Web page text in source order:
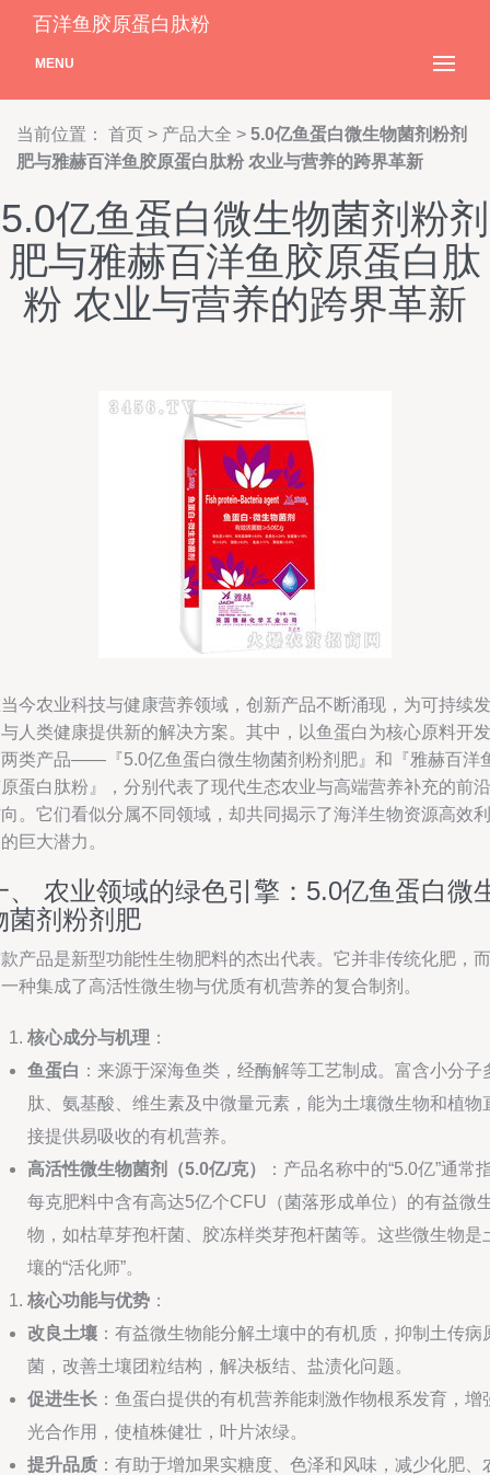
百洋鱼胶原蛋白肽粉
MENU
当前位置： 首页 > 产品大全 > 5.0亿鱼蛋白微生物菌剂粉剂
肥与雅赫百洋鱼胶原蛋白肽粉 农业与营养的跨界革新
5.0亿鱼蛋白微生物菌剂粉剂
肥与雅赫百洋鱼胶原蛋白肽
粉 农业与营养的跨界革新
今农业科技与健康营养领域，创新产品不断涌现，为可持续发
人类健康提供新的解决方案。其中，以鱼蛋白为核心原料开发
类产品——『5.0亿鱼蛋白微生物菌剂粉剂肥』和『雅赫百洋
蛋白肽粉』，分别代表了现代生态农业与高端营养补充的前沿
。它们看似分属不同领域，却共同揭示了海洋生物资源高效利
巨大潜力。
、 农业领域的绿色引擎：5.0亿鱼蛋白微
菌剂粉剂肥
产品是新型功能性生物肥料的杰出代表。它并非传统化肥，而
种集成了高活性微生物与优质有机营养的复合制剂。
核心成分与机理 ：
鱼蛋白 ：来源于深海鱼类，经酶解等工艺制成。富含小分子
肽、氨基酸、维生素及中微量元素，能为土壤微生物和植物
接提供易吸收的有机营养。
高活性微生物菌剂（5.0亿/克）
：产品名称中的“5.0亿”通常
每克肥料中含有高达5亿个CFU（菌落形成单位）的有益微
物，如枯草芽孢杆菌、胶冻样类芽孢杆菌等。这些微生物是
壤的“活化师”。
核心功能与优势 ：
改良土壤 ：有益微生物能分解土壤中的有机质，抑制土传病
菌，改善土壤团粒结构，解决板结、盐渍化问题。
促进生长 ：鱼蛋白提供的有机营养能刺激作物根系发育，增
光合作用，使植株健壮，叶片浓绿。
提升品质 ：有助于增加果实糖度、色泽和风味，减少化肥、